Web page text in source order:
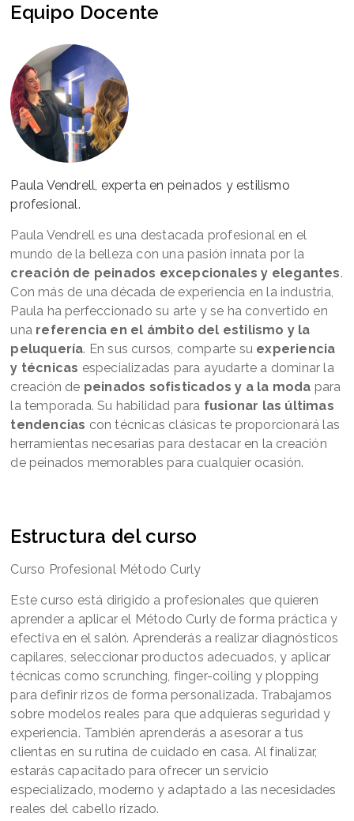
Equipo Docente
Paula Vendrell, experta en peinados y estilismo
profesional.
Paula Vendrell es una destacada profesional en el
mundo de la belleza con una pasión innata por la
creación de peinados excepcionales y elegantes.
Con más de una década de experiencia en la industria,
Paula ha perfeccionado su arte y se ha convertido en
una referencia en el ámbito del estilismo y la
peluquería. En sus cursos, comparte su experiencia
y técnicas especializadas para ayudarte a dominar la
creación de peinados sofisticados y a la moda para
la temporada. Su habilidad para fusionar las últimas
tendencias con técnicas clásicas te proporcionará las
herramientas necesarias para destacar en la creación
de peinados memorables para cualquier ocasión.
Estructura del curso
Curso Profesional Método Curly
Este curso está dirigido a profesionales que quieren
aprender a aplicar el Método Curly de forma práctica y
efectiva en el salón. Aprenderás a realizar diagnósticos
capilares, seleccionar productos adecuados, y aplicar
técnicas como scrunching, finger-coiling y plopping
para definir rizos de forma personalizada. Trabajamos
sobre modelos reales para que adquieras seguridad y
experiencia. También aprenderás a asesorar a tus
clientas en su rutina de cuidado en casa. Al finalizar,
estarás capacitado para ofrecer un servicio
especializado, moderno y adaptado a las necesidades
reales del cabello rizado.